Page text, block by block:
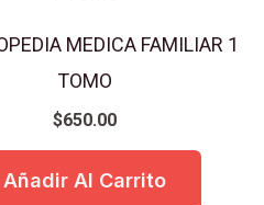
MEDICA FAMILIAR 1
TOMO
$650.00
Añadir Al Carrito